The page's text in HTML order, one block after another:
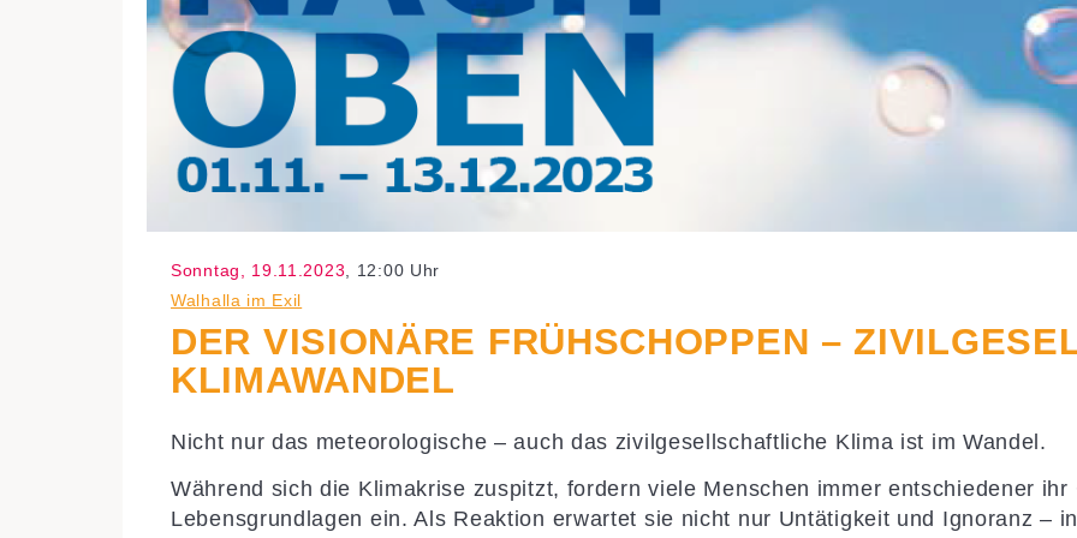
Sonntag, 19.11.2023 , 12:00 Uhr
Walhalla im Exil
DER VISIONÄRE FRÜHSCHOPPEN –
KLIMAWANDEL
Nicht nur das meteorologische – auch das zivilgesellschaftliche Klima ist im Wandel.
Während sich die Klimakrise zuspitzt, fordern viele Menschen immer entschiedener
Lebensgrundlagen ein. Als Reaktion erwartet sie nicht nur Untätigkeit und Ignoranz –